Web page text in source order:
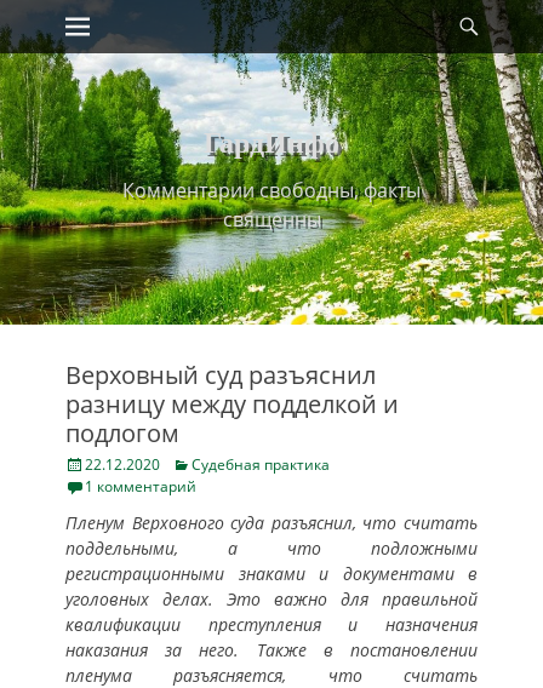
Skip
to
content
Primary Menu
ГардИнфо
Комментарии свободны, факты
священны
Верховный суд разъяснил
разницу между подделкой и
подлогом
Posted
on
22.12.2020 Categories
Судебная практика
1 комментарий
Пленум Верховного суда разъяснил, что считать
поддельными, а что подложными
регистрационными знаками и документами в
уголовных делах. Это важно для правильной
квалификации преступления и назначения
наказания за него. Также в постановлении
пленума разъясняется, что считать